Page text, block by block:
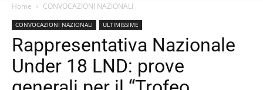
Home CONVOCAZIONI NAZIONALI
CONVOCAZIONI NAZIONALI ULTIMISSIME
Rappresentativa Nazionale
Under 18 LND: prove